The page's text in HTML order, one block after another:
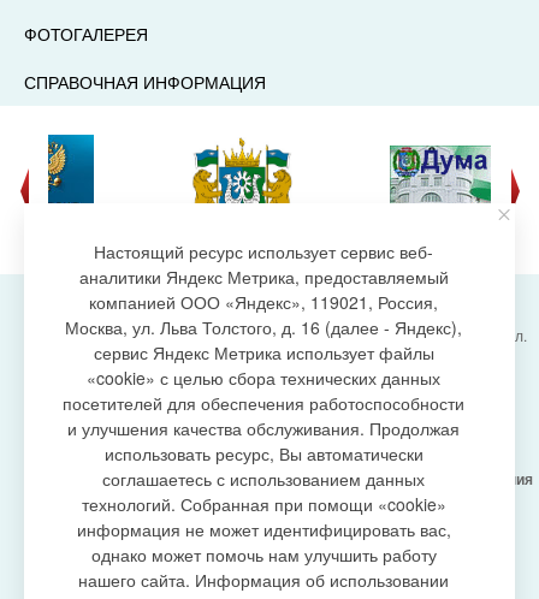
ФОТОГАЛЕРЕЯ
СПРАВОЧНАЯ ИНФОРМАЦИЯ
создание сайта
Администрация городского поселения Излучинск, ул.
Энергетиков, 6, пгт. Излучинск, Нижневартовский
район,
Ханты-Мансийский автономный округ-Югра
(Тюменская область), 628634
Сетевое изданиеhttps://www.gp-izluchinsk.ru
16+
Учредитель -Администрация городского поселения
Излучинск
Главный редактор - Бурич Денис Ярославович
Телефон/факс: (3466) 28-13-77 , e-mail:
admizl@rambler.ru
Сетевое изданиеhttps://www.gp-izluchinsk.ru
Настоящий ресурс использует сервис веб-
аналитики Яндекс Метрика, предоставляемый
компанией ООО «Яндекс», 119021, Россия,
Москва, ул. Льва Толстого, д. 16 (далее - Яндекс),
сервис Яндекс Метрика использует файлы
«cookie» с целью сбора технических данных
посетителей для обеспечения работоспособности
и улучшения качества обслуживания. Продолжая
использовать ресурс, Вы автоматически
соглашаетесь с использованием данных
технологий. Собранная при помощи «cookie»
информация не может идентифицировать вас,
однако может помочь нам улучшить работу
нашего сайта. Информация об использовании